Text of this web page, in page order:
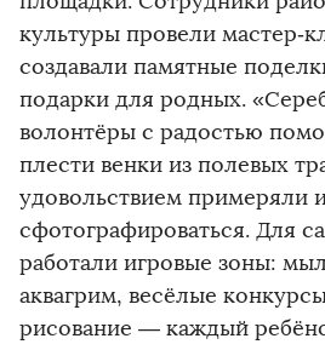
культуры провели
создавали памятные
подарки для родных.
волонтёры с радостью
плести венки из полевых
удовольствием примеряли
сфотографироваться. Для
работали игровые зоны:
аквагрим, весёлые
рисование — каждый